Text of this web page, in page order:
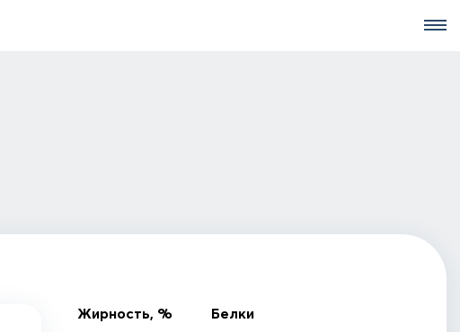
Жирность, %
Белки